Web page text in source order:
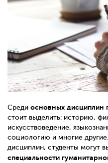
Среди основных дисциплин
стоит выделить: историю,
искусствоведение,
социологию и многие
дисциплин, студенты могут
специальности